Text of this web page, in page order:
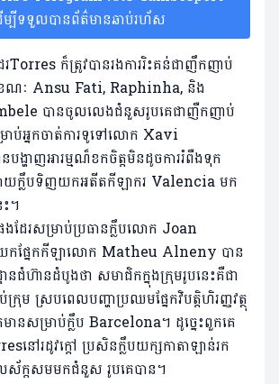
ម្បីទទួលបានព័ត៌មានឆាប់រហ័ស
រTorres ក៏ត្រូវបានរងការ​រិះ​គន់​ជា​ញឹក​ញាប់​
ណៈ Ansu Fati, Raphinha, និង
បានចូលលេងជំនួសរូបគេជាញឺកញាប់
ប់អ្នកចាត់ការទូទៅលោក Xavi
ង្ហាញ​អារម្មណ៏​ខកចិត្តមិនដូចការរំពឺងទុក
ក្លឹប​ទិញយកអតីតកីឡាករ Valencia មក
។
ងដែរសម្រាប់ប្រធានក្លឹបលោក Joan
ផ្នែកកីឡាលោក Matheu Alneny បាន
ឋានជំហ៊ានដំបូងថា សមាជិកក្នុងក្រុមរូបនេះគឺជា
រុម ស្របពេលបញ្ហាប្រឈមផ្នែកវិបត្តិហិរញ្ញវត្ថុ
ានសម្រាប់​ក្លឹប Barcelona។ ដូច្នេះពួកគេ
នៅរដូវក្តៅ ប្រសិនក្លឹបយក្សកាតាឡាន់រក
ស័ក្តសមមកជំនួស រូបគេបាន។